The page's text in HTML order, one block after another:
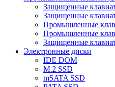
Защищенные
Защищенные
Промышленные
Промышленные
Защищенные
Электронные диски
IDE DOM
M.2 SSD
mSATA SSD